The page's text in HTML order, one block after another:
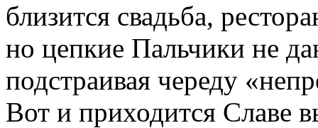
близится свадьба,
но цепкие Пальчики не
подстраивая череду
Вот и приходится Славе